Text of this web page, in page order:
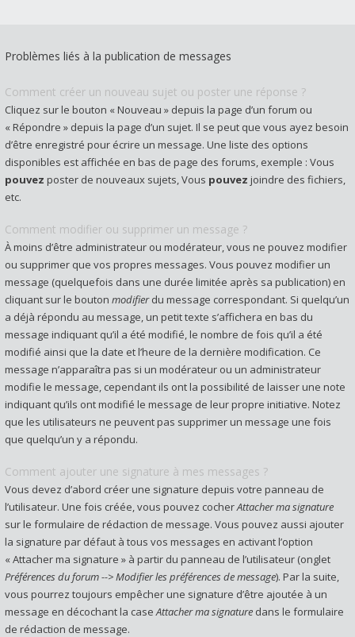
Problèmes liés à la publication de messages
Comment créer un nouveau sujet ou poster une réponse ?
Cliquez sur le bouton « Nouveau » depuis la page d’un forum ou
« Répondre » depuis la page d’un sujet. Il se peut que vous ayez besoin
d’être enregistré pour écrire un message. Une liste des options
disponibles est affichée en bas de page des forums, exemple : Vous
pouvez poster de nouveaux sujets, Vous pouvez joindre des fichiers,
etc.
Comment modifier ou supprimer un message ?
À moins d’être administrateur ou modérateur, vous ne pouvez modifier
ou supprimer que vos propres messages. Vous pouvez modifier un
message (quelquefois dans une durée limitée après sa publication) en
cliquant sur le bouton modifierdu message correspondant. Si quelqu’un
a déjà répondu au message, un petit texte s’affichera en bas du
message indiquant qu’il a été modifié, le nombre de fois qu’il a été
modifié ainsi que la date et l’heure de la dernière modification. Ce
message n’apparaîtra pas si un modérateur ou un administrateur
modifie le message, cependant ils ont la possibilité de laisser une note
indiquant qu’ils ont modifié le message de leur propre initiative. Notez
que les utilisateurs ne peuvent pas supprimer un message une fois
que quelqu’un y a répondu.
Comment ajouter une signature à mes messages ?
Vous devez d’abord créer une signature depuis votre panneau de
l’utilisateur. Une fois créée, vous pouvez cocherAttacher ma signature
sur le formulaire de rédaction de message. Vous pouvez aussi ajouter
la signature par défaut à tous vos messages en activant l’option
« Attacher ma signature » à partir du panneau de l’utilisateur (onglet
Préférences du forum --> Modifier les préférences de message). Par la suite,
vous pourrez toujours empêcher une signature d’être ajoutée à un
message en décochant la caseAttacher ma signature dans le formulaire
de rédaction de message.